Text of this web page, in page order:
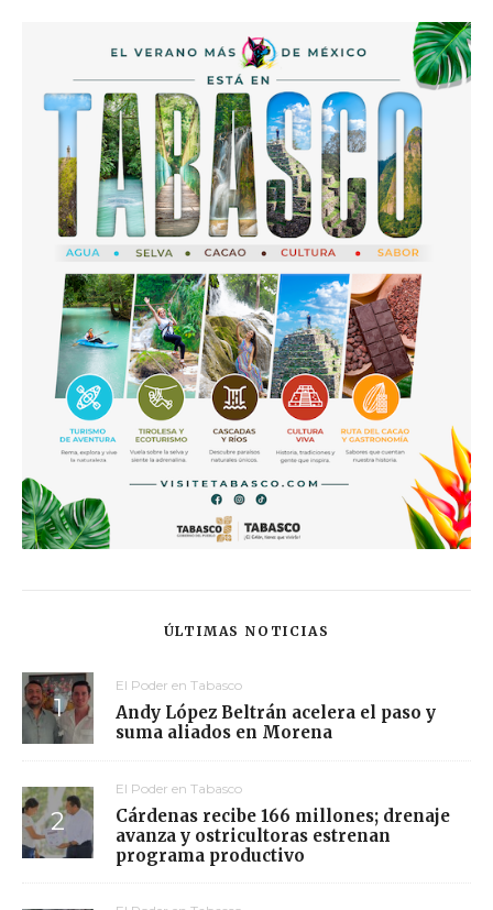
ÚLTIMAS NOTICIAS
El Poder en Tabasco
Andy López Beltrán acelera el paso y
suma aliados en Morena
El Poder en Tabasco
Cárdenas recibe 166 millones; drenaje
avanza y ostricultoras estrenan
programa productivo